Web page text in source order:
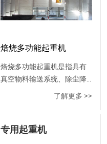
焙烧多功能起重机
焙烧多功能起重机是指具有
真空物料输送系统、除尘降
温系统、阳极炭块夹钳装置
用起重机，即是阳极炭块焙
了解更多 >>
专用起重机